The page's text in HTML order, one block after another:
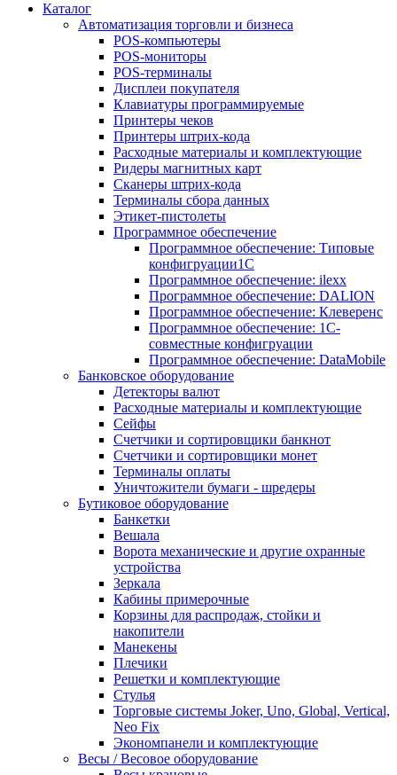
Каталог
Автоматизация торговли и бизнеса
POS-компьютеры
POS-мониторы
POS-терминалы
Дисплеи покупателя
Клавиатуры программируемые
Принтеры чеков
Принтеры штрих-кода
Расходные материалы и комплектующие
Ридеры магнитных карт
Сканеры штрих-кода
Терминалы сбора данных
Этикет-пистолеты
Программное обеспечение
Программное обеспечение: Типовые
конфигруации1С
Программное обеспечение: ilexx
Программное обеспечение: DALION
Программное обеспечение: Клеверенс
Программное обеспечение: 1С-
совместные конфигруации
Программное обеспечение: DataMobile
Банковское оборудование
Детекторы валют
Расходные материалы и комплектующие
Сейфы
Счетчики и сортировщики банкнот
Счетчики и сортировщики монет
Терминалы оплаты
Уничтожители бумаги - шредеры
Бутиковое оборудование
Банкетки
Вешала
Ворота механические и другие охранные
устройства
Зеркала
Кабины примерочные
Корзины для распродаж, стойки и
накопители
Манекены
Плечики
Решетки и комплектующие
Стулья
Торговые системы Joker, Uno, Global, Vertical,
Neo Fix
Экономпанели и комплектующие
Весы / Весовое оборудование